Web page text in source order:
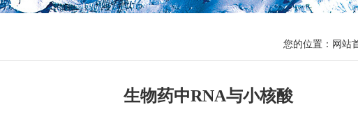
您的位置： 网站
生物药中RNA与小核酸